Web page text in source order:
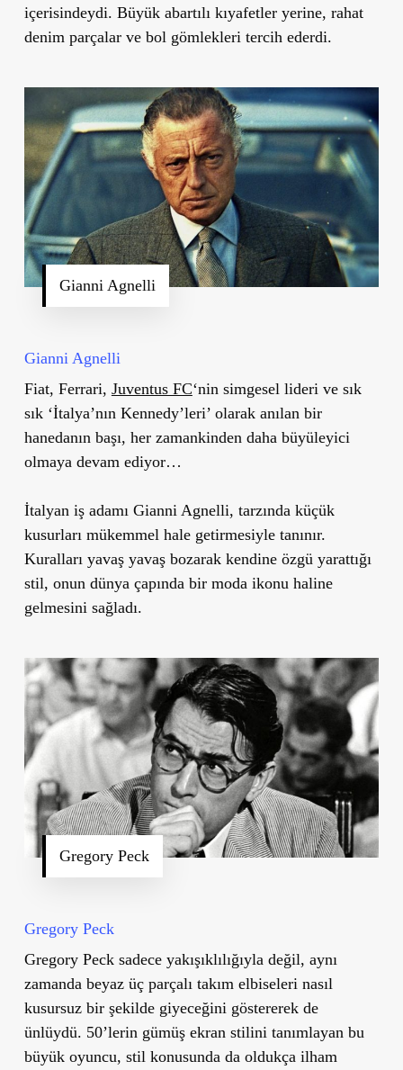
içerisindeydi. Büyük abartılı kıyafetler yerine, rahat
denim parçalar ve bol gömlekleri tercih ederdi.
Gianni Agnelli
Gianni Agnelli
Fiat, Ferrari, Juventus FC‘nin simgesel lideri ve sık
sık ‘İtalya’nın Kennedy’leri’ olarak anılan bir
hanedanın başı, her zamankinden daha büyüleyici
olmaya devam ediyor…
İtalyan iş adamı Gianni Agnelli, tarzında küçük
kusurları mükemmel hale getirmesiyle tanınır.
Kuralları yavaş yavaş bozarak kendine özgü yarattığı
stil, onun dünya çapında bir moda ikonu haline
gelmesini sağladı.
Gregory Peck
Gregory Peck
Gregory Peck sadece yakışıklılığıyla değil, aynı
zamanda beyaz üç parçalı takım elbiseleri nasıl
kusursuz bir şekilde giyeceğini göstererek de
ünlüydü. 50’lerin gümüş ekran stilini tanımlayan bu
büyük oyuncu, stil konusunda da oldukça ilham